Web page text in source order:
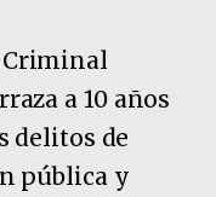
Criminal
a 10 años
delitos de
pública y